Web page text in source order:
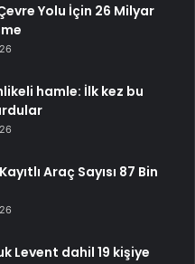
Yolu İçin 26 Milyar
hamle: İlk kez bu
Araç Sayısı 87 Bin
Levent dahil 19 kişiye